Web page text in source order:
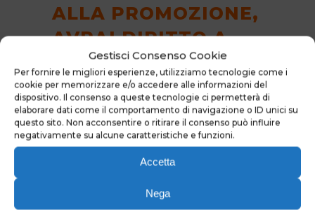
Gestisci Consenso Cookie
Per fornire le migliori esperienze, utilizziamo tecnologie come i
cookie per memorizzare e/o accedere alle informazioni del
dispositivo. Il consenso a queste tecnologie ci permetterà di
elaborare dati come il comportamento di navigazione o ID unici su
questo sito. Non acconsentire o ritirare il consenso può influire
negativamente su alcune caratteristiche e funzioni.
Accetta
Nega
ALLA PROMOZIONE,
AVRAI DIRITTO A
UN BUONO SCONTO
DI 5 EURO SU TUTTE
LE ATTIVITÀ PER
TUTTA LA
STAGIONE!
il 15 Aprile 2018.